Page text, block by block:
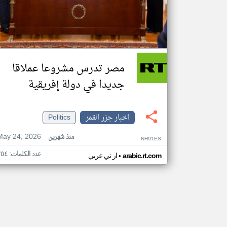
مصر تدرس مشروعا عملاقا
جديدا في دولة إفريقية
اخبار جزر القمر
Politics
24, 2026
منذ شهرين NH91ES
ار تي عربي• arabic.rt.com عدد الكلمات: ٢٥٤